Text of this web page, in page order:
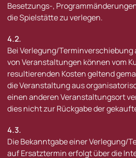
Besetzungs-,
die Spielstätte zu verlegen.
4.2.
Bei Verlegung/
von Veranstaltungen können vom
resultierenden Kosten geltend
die Veranstaltung aus
einen anderen Veranstaltungsort
dies nicht zur Rückgabe der
4.3.
Die Bekanntgabe einer Verlegung/
auf Ersatztermin erfolgt über die